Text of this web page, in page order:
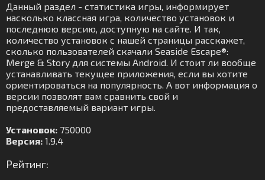
Данный раздел - статистика игры, информирует
насколько классная игра, количество установок и
последнюю версию, доступную на сайте. И так,
количество установок с нашей страницы расскажет,
сколько пользователей скачали Seaside Escape®:
Merge & Story для системы Android. И стоит ли вообще
устанавливать текущее приложения, если вы хотите
ориентироваться на популярность. А вот информация о
версии позволят вам сравнить свой и
предоставляемый вариант игры.
Установок: 750000
Версия: 1.9.4
Рейтинг: